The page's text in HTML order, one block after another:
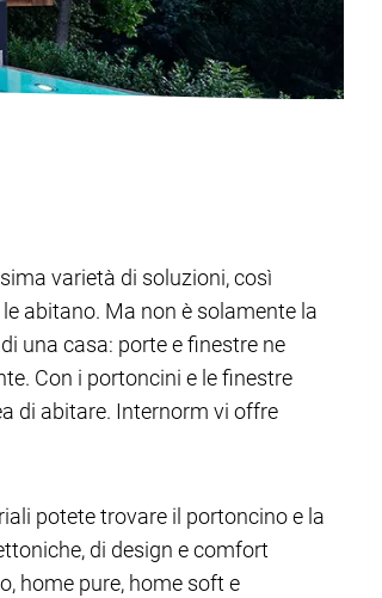
varietà di soluzioni, così
abitano. Ma non è solamente la
una casa: porte e finestre ne
Con i portoncini e le finestre
di abitare. Internorm vi offre
potete trovare il portoncino e la
di design e comfort
home pure, home soft e